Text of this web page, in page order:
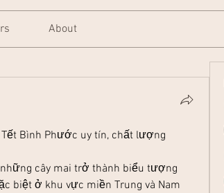
About
Bình Phước uy tín, chất lượng
cây mai trở thành biểu tượng
biệt ở khu vực miền Trung và Nam